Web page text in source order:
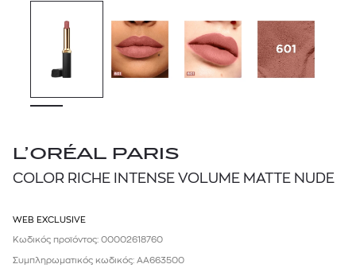
L’ORÉAL PARIS
COLOR RICHE INTENSE VOLUME MATTE NUDE
WEB EXCLUSIVE
Κωδικός προϊόντος: 00002618760
Συμπληρωματικός κωδικός: AA663500